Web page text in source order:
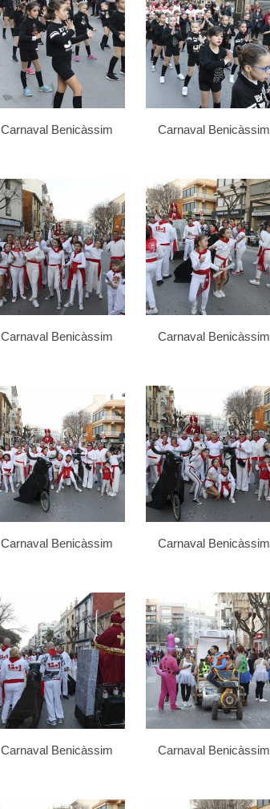
Carnaval Benicàssim Carnaval Benicàssim
Carnaval Benicàssim Carnaval Benicàssim
Carnaval Benicàssim Carnaval Benicàssim
Carnaval Benicàssim Carnaval Benicàssim